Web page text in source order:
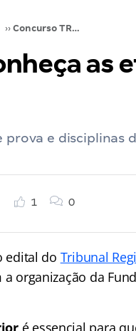
›› Concurso TRT 4 (RS): conheça as etapas do último concurso
as
prova e disciplinas
1 0
edital do Tribunal
organização da
é essencial para